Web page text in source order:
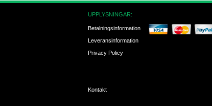
UPPLYSNINGAR:
Betalningsinformation
Leveransinformation
Privacy Policy
Kontakt